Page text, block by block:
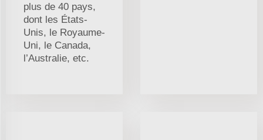
plus de 40 pays,
dont les États-
Unis, le Royaume-
Uni, le Canada,
l’Australie, etc.